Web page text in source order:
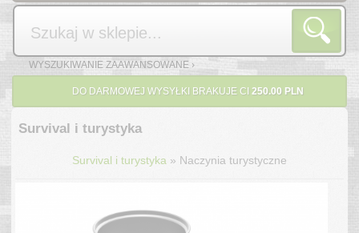
Szukaj
WYSZUKIWANIE ZAAWANSOWANE ›
DO DARMOWEJ WYSYŁKI BRAKUJE CI 250.00 PLN
Survival i turystyka
Survival i turystyka » Naczynia turystyczne